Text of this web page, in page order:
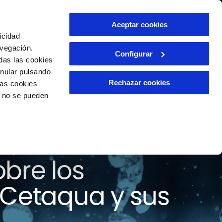
las cookies
pulsando
cookies
se pueden
Aceptar cookies
Configurar
Rechazar cookies
ES
todas las
los
y sus